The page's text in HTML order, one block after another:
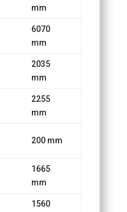
mm
6070
mm
2035
mm
2255
mm
200 mm
1665
mm
1560